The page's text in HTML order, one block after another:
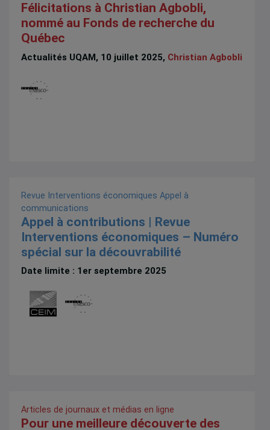
Félicitations à Christian Agbobli,
nommé au Fonds de recherche du
Québec
Actualités UQAM, 10 juillet 2025, Christian Agbobli
Revue Interventions économiques Appel à
communications
Appel à contributions | Revue
Interventions économiques – Numéro
spécial sur la découvrabilité
Date limite : 1er septembre 2025
Articles de journaux et médias en ligne
Pour une meilleure découverte des